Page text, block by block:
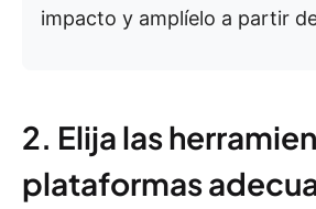
impacto y amplíelo a partir
2. Elija las
plataformas